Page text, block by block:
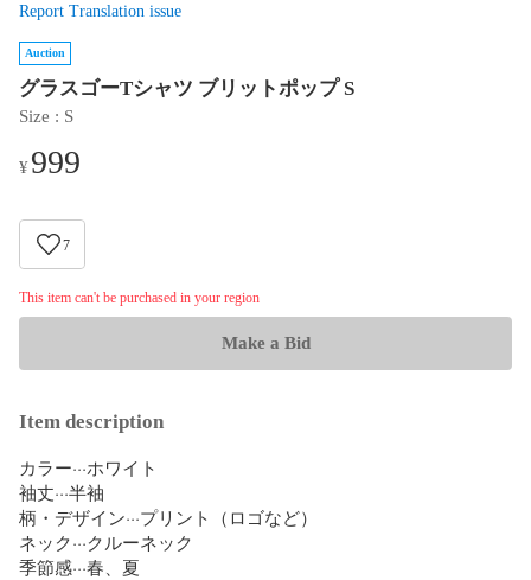
Report Translation issue
Auction
グラスゴーTシャツ ブリットポップ S
Size : S
¥999
7
This item can't be purchased in your region
Make a Bid
Item description
カラー···ホワイト
袖丈···半袖
柄・デザイン···プリント（ロゴなど）
ネック···クルーネック
季節感···春、夏